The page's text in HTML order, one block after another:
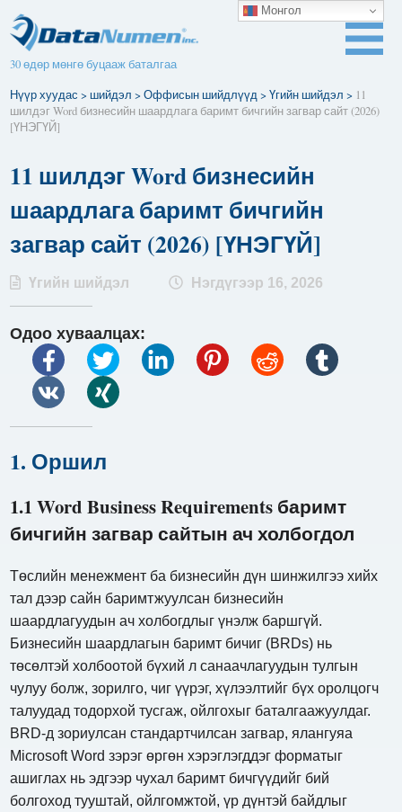
30 өдөр мөнгө буцааж баталгаа
Нүүр хуудас > шийдэл >Оффисын шийдлүүд>Үгийн шийдэл > 11
шилдэг Word бизнесийн шаардлага баримт бичгийн загвар сайт (2026)
[ҮНЭГҮЙ]
11 шилдэг Word бизнесийн
шаардлага баримт бичгийн
загвар сайт (2026) [ҮНЭГҮЙ]
Үгийн шийдэл Нэгдүгээр 16, 2026
Одоо хуваалцах:
1. Оршил
1.1 Word Business Requirements баримт
бичгийн загвар сайтын ач холбогдол
Төслийн менежмент ба бизнесийн дүн шинжилгээ хийх
тал дээр сайн баримтжуулсан бизнесийн
шаардлагуудын ач холбогдлыг үнэлж баршгүй.
Бизнесийн шаардлагын баримт бичиг (BRDs) нь
төсөлтэй холбоотой бүхий л санаачлагуудын тулгын
чулуу болж, зорилго, чиг үүрэг, хүлээлтийг бүх оролцогч
талуудад тодорхой тусгаж, ойлгохыг баталгаажуулдаг.
BRD-д зориулсан стандартчилсан загвар, ялангуяа
Microsoft Word зэрэг өргөн хэрэглэгддэг форматыг
ашиглах нь эдгээр чухал баримт бичгүүдийг бий
болгоход тууштай, ойлгомжтой, үр дүнтэй байдлыг
Монгол